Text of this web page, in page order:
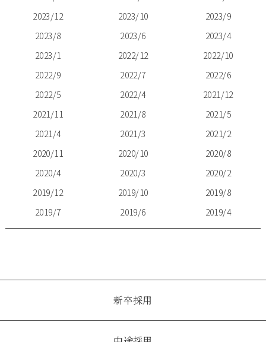
2023/12
2023/10
2023/9
2023/8
2023/6
2023/4
2023/1
2022/12
2022/10
2022/9
2022/7
2022/6
2022/5
2022/4
2021/12
2021/11
2021/8
2021/5
2021/4
2021/3
2021/2
2020/11
2020/10
2020/8
2020/4
2020/3
2020/2
2019/12
2019/10
2019/8
2019/7
2019/6 2019/4
新卒採用